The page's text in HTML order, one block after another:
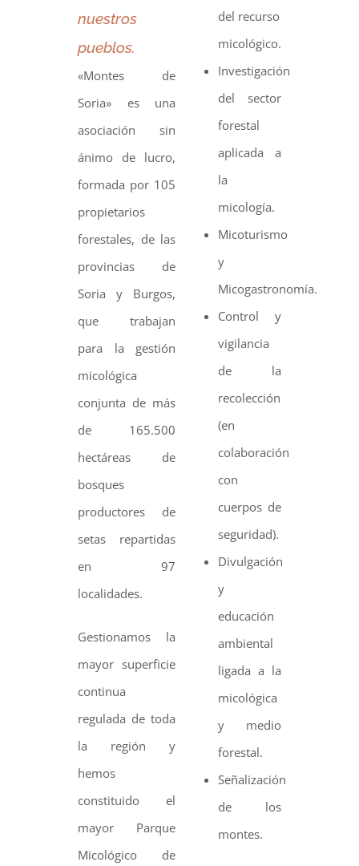
nuestros
pueblos.
«Montes de
Soria» es una
asociación sin
ánimo de lucro,
formada por 105
propietarios
forestales, de las
provincias de
Soria y Burgos,
que trabajan
para la gestión
micológica
conjunta de más
de 165.500
hectáreas de
bosques
productores de
setas repartidas
en 97
localidades.
Gestionamos la
mayor superficie
continua
regulada de toda
la región y
hemos
constituido el
mayor Parque
Micológico de
del recurso
micológico.
Investigación
del sector
forestal
aplicada a
la
micología.
Micoturismo
y
Micogastronomía.
Control y
vigilancia
de la
recolección
(en
colaboración
con
cuerpos de
seguridad).
Divulgación
y
educación
ambiental
ligada a la
micológica
y medio
forestal.
Señalización
de los
montes.